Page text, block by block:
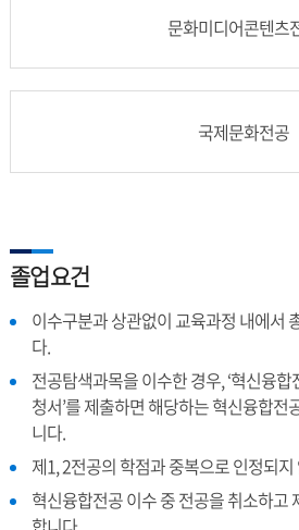
문화미디어콘텐츠
국제문화전공
졸업요건
이수구분과 상관없이 교육과정 내에서
다.
전공탐색과목을 이수한 경우, ‘혁신융
청서’를 제출하면 해당하는 혁신융합전
니다.
제1, 2전공의 학점과 중복으로 인정되지
혁신융합전공 이수 중 전공을 취소하고